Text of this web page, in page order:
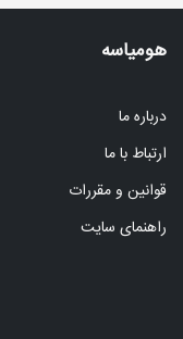
هومیاسه
درباره ما
ارتباط با ما
قوانین و مقررات
راهنمای سایت